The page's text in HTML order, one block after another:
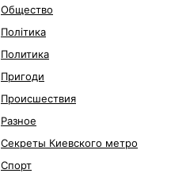
Общество
Політика
Политика
Пригоди
Происшествия
Разное
Секреты Киевского метро
Спорт